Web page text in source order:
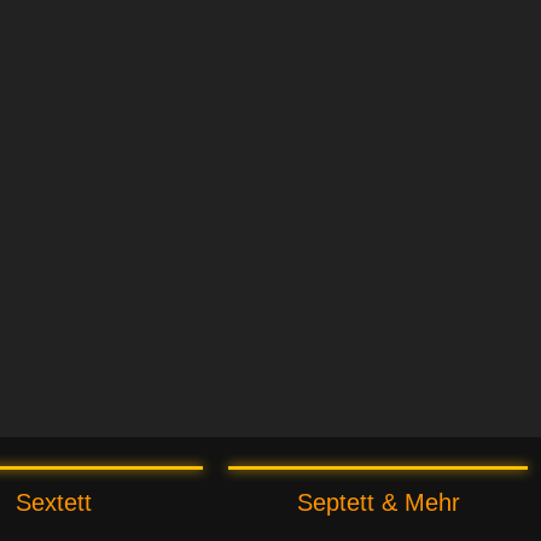
Sextett Septett & Mehr